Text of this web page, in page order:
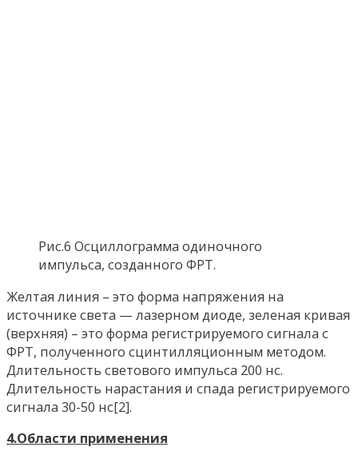
Рис.6 Осциллограмма одиночного
импульса, созданного ФРТ.
Желтая линия – это форма напряжения на
источнике света — лазерном диоде, зеленая кривая
(верхняя) – это форма регистрируемого сигнала с
ФРТ, полученного сцинтилляционным методом.
Длительность светового импульса 200 нс.
Длительность нарастания и спада регистрируемого
сигнала 30-50 нс[2].
4.Области применения